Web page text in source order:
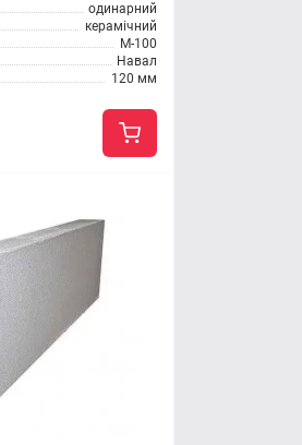
одинарний
керамічний
М-100
Навал
120 мм